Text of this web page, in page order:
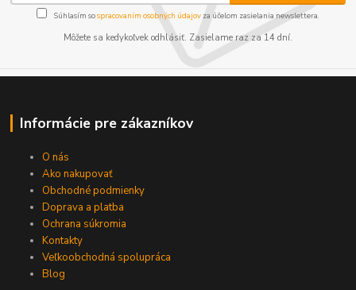
Súhlasím sospracovaním osobných údajov za účelom zasielania newslettera.
Môžete sa kedykoľvek odhlásiť. Zasielame raz za 14 dní.
Informácie pre zákazníkov
O nás
Ako nakupovať
Obchodné podmienky
Doprava a platba
Ochrana súkromia
Kontakty
Veľkoobchodná spolupráca
Blog